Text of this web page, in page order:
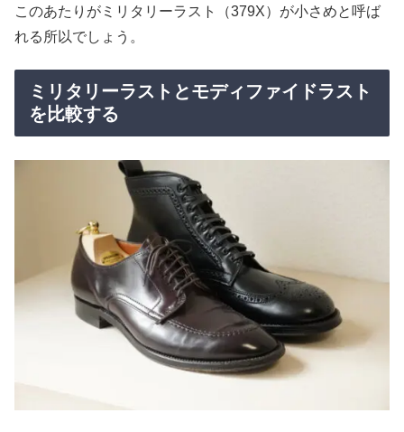
このあたりがミリタリーラスト（379X）が小さめと呼ば
れる所以でしょう。
ミリタリーラストとモディファイドラスト
を比較する